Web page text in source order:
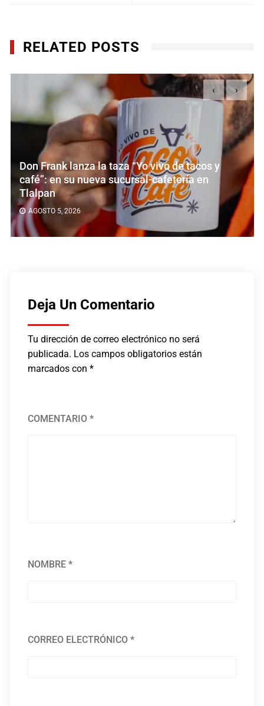
RELATED POSTS
la taza “Yo vivo de tacos y
nueva sucursal-cafetería en
Sal e
brasileño
AGOSTO 5,
‹ ›
Deja Un Comentario
Tu dirección de correo electrónico no será
publicada. Los campos obligatorios están
marcados con*
COMENTARIO*
NOMBRE*
CORREO ELECTRÓNICO*